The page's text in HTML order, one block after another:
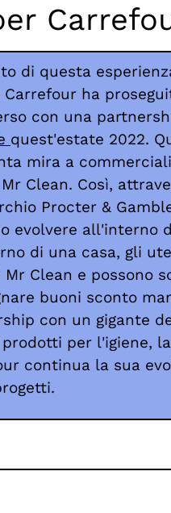
di questa
Carrefour ha
con una
quest'estate 2022.
mira a
Clean. Così,
Procter &
evolvere all'interno
di una casa, gli
Mr Clean e possono
buoni sconto
con un gigante
per l'igiene,
continua la sua